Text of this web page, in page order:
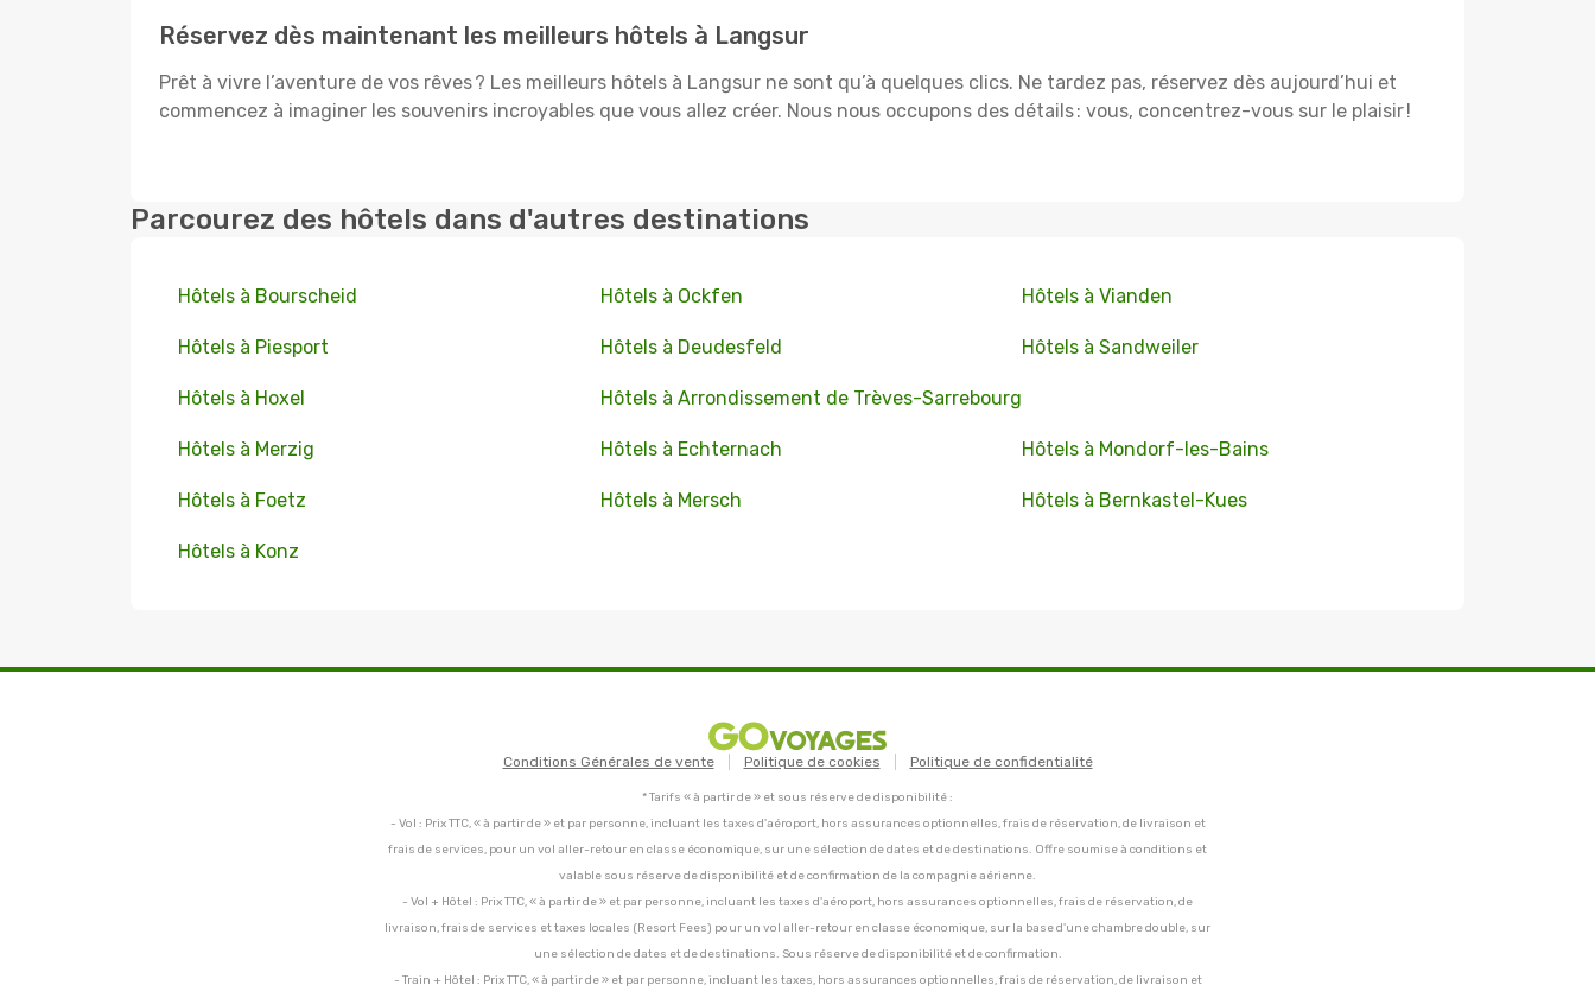
Réservez dès maintenant les meilleurs hôtels à Langsur
Prêt à vivre l’aventure de vos rêves ? Les meilleurs hôtels à Langsur ne sont qu’à quelques clics. Ne tardez pas, réservez dès aujourd’hui et
commencez à imaginer les souvenirs incroyables que vous allez créer. Nous nous occupons des détails : vous, concentrez-vous sur le plaisir !
Parcourez des hôtels dans d'autres destinations
Hôtels à Bourscheid Hôtels à Ockfen Hôtels à Vianden
Hôtels à Piesport Hôtels à Deudesfeld Hôtels à Sandweiler
Hôtels à Hoxel Hôtels à Arrondissement de Trèves-Sarrebourg
Hôtels à Merzig Hôtels à Echternach Hôtels à Mondorf-les-Bains
Hôtels à Foetz Hôtels à Mersch Hôtels à Bernkastel-Kues
Hôtels à Konz
Conditions Générales de vente Politique de cookies Politique de confidentialité
* Tarifs « à partir de » et sous réserve de disponibilité :
- Vol : Prix TTC, « à partir de » et par personne, incluant les taxes d'aéroport, hors assurances optionnelles, frais de réservation, de livraison et
frais de services, pour un vol aller-retour en classe économique, sur une sélection de dates et de destinations. Offre soumise à conditions et
valable sous réserve de disponibilité et de confirmation de la compagnie aérienne.
- Vol + Hôtel : Prix TTC, « à partir de » et par personne, incluant les taxes d'aéroport, hors assurances optionnelles, frais de réservation, de
livraison, frais de services et taxes locales (Resort Fees) pour un vol aller-retour en classe économique, sur la base d'une chambre double, sur
une sélection de dates et de destinations. Sous réserve de disponibilité et de confirmation.
- Train + Hôtel : Prix TTC, « à partir de » et par personne, incluant les taxes, hors assurances optionnelles, frais de réservation, de livraison et